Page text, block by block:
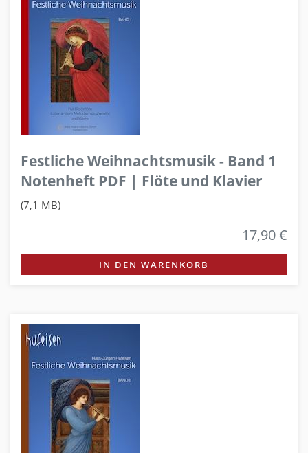
Festliche Weihnachtsmusik - Band 1
Notenheft PDF | Flöte und Klavier
(7,1 MB)
17,90 €
IN DEN WARENKORB